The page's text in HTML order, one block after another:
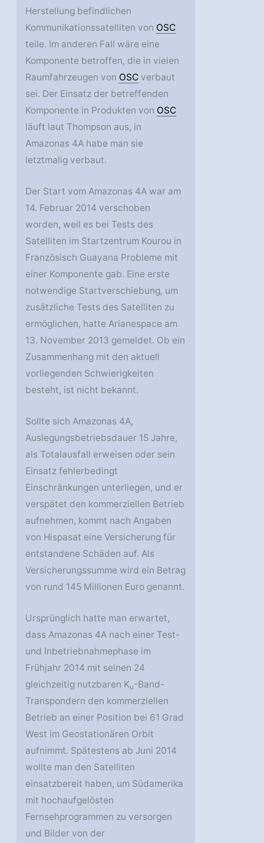
Herstellung befindlichen
Kommunikationssatelliten von OSC
teile. Im anderen Fall wäre eine
Komponente betroffen, die in vielen
Raumfahrzeugen von OSC verbaut
sei. Der Einsatz der betreffenden
Komponente in Produkten von OSC
läuft laut Thompson aus, in
Amazonas 4A habe man sie
letztmalig verbaut.
Der Start vom Amazonas 4A war am
14. Februar 2014 verschoben
worden, weil es bei Tests des
Satelliten im Startzentrum Kourou in
Französisch Guayana Probleme mit
einer Komponente gab. Eine erste
notwendige Startverschiebung, um
zusätzliche Tests des Satelliten zu
ermöglichen, hatte Arianespace am
13. November 2013 gemeldet. Ob ein
Zusammenhang mit den aktuell
vorliegenden Schwierigkeiten
besteht, ist nicht bekannt.
Sollte sich Amazonas 4A,
Auslegungsbetriebsdauer 15 Jahre,
als Totalausfall erweisen oder sein
Einsatz fehlerbedingt
Einschränkungen unterliegen, und er
verspätet den kommerziellen Betrieb
aufnehmen, kommt nach Angaben
von Hispasat eine Versicherung für
entstandene Schäden auf. Als
Versicherungssumme wird ein Betrag
von rund 145 Millionen Euro genannt.
Ursprünglich hatte man erwartet,
dass Amazonas 4A nach einer Test-
und Inbetriebnahmephase im
Frühjahr 2014 mit seinen 24
gleichzeitig nutzbaren Ku-Band-
Transpondern den kommerziellen
Betrieb an einer Position bei 61 Grad
West im Geostationären Orbit
aufnimmt. Spätestens ab Juni 2014
wollte man den Satelliten
einsatzbereit haben, um Südamerika
mit hochaufgelösten
Fernsehprogrammen zu versorgen
und Bilder von der